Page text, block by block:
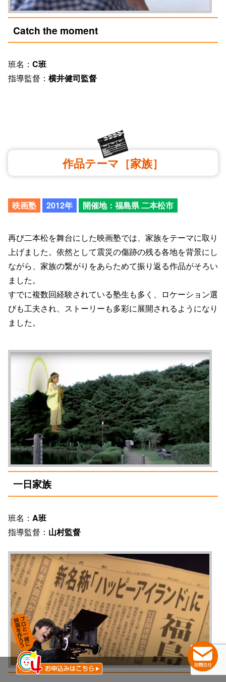
Catch the moment
班名： C班
指導監督： 横井健司監督
作品テーマ［家族］
映画塾 2012年 開催地：福島県 二本松市
再び二本松を舞台にした映画塾では、家族をテーマに取り
上げました。依然として震災の傷跡の残る各地を背景にし
ながら、家族の繋がりをあらためて振り返る作品がそろい
ました。
すでに複数回経験されている塾生も多く、ロケーション選
びも工夫され、ストーリーも多彩に展開されるようになり
ました。
一日家族
班名： A班
指導監督： 山村監督